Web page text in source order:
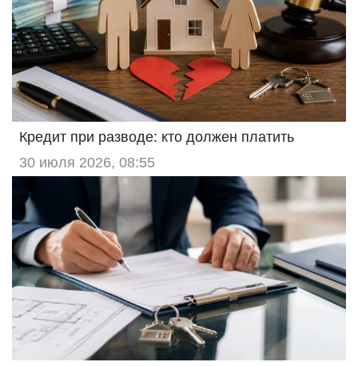
Кредит при разводе: кто должен платить
30 июля 2026, 08:55